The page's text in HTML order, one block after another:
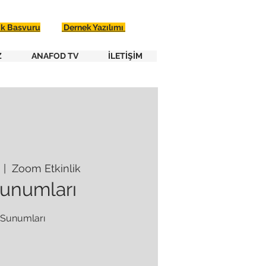
Basvuru Dernek Yazılımı
ANAFOD TV İLETİŞİM
|
Zoom Etkinlik